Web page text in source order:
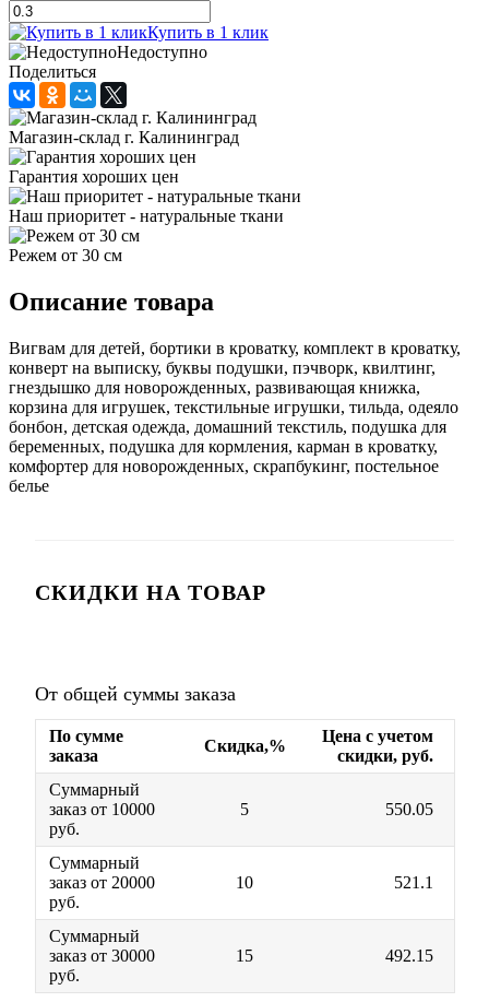
Купить в 1 клик
Недоступно
Поделиться
Магазин-склад г. Калининград
Гарантия хороших цен
Наш приоритет - натуральные ткани
Режем от 30 см
Описание товара
Вигвам для детей, бортики в кроватку, комплект в кроватку,
конверт на выписку, буквы подушки, пэчворк, квилтинг,
гнездышко для новорожденных, развивающая книжка,
корзина для игрушек, текстильные игрушки, тильда, одеяло
бонбон, детская одежда, домашний текстиль, подушка для
беременных, подушка для кормления, карман в кроватку,
комфортер для новорожденных, скрапбукинг, постельное
белье
СКИДКИ НА ТОВАР
От общей суммы заказа
По сумме
заказа
Скидка,%
Цена с учетом
скидки, руб.
Суммарный
заказ от 10000
руб.
5 550.05
Суммарный
заказ от 20000
руб.
10 521.1
Суммарный
заказ от 30000
руб.
15 492.15